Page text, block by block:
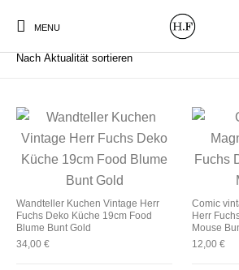
MENU
New Products On Sale!
Gutscheine
Start / Produkte verschlagwortet mit „Küche“
Wandteller Kuchen Vintage Herr
Fuchs Deko Küche 19cm Food
Blume Bunt Gold
34,00 €
Comic
Herr
Mouse
12,00 €